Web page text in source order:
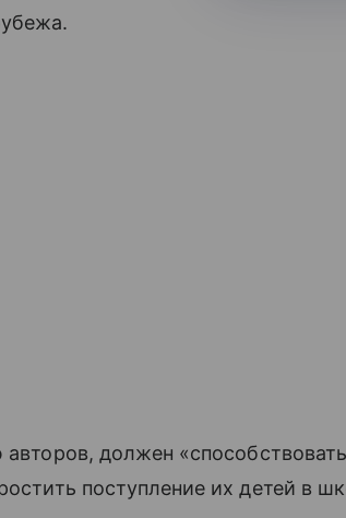
должен
поступление их детей в